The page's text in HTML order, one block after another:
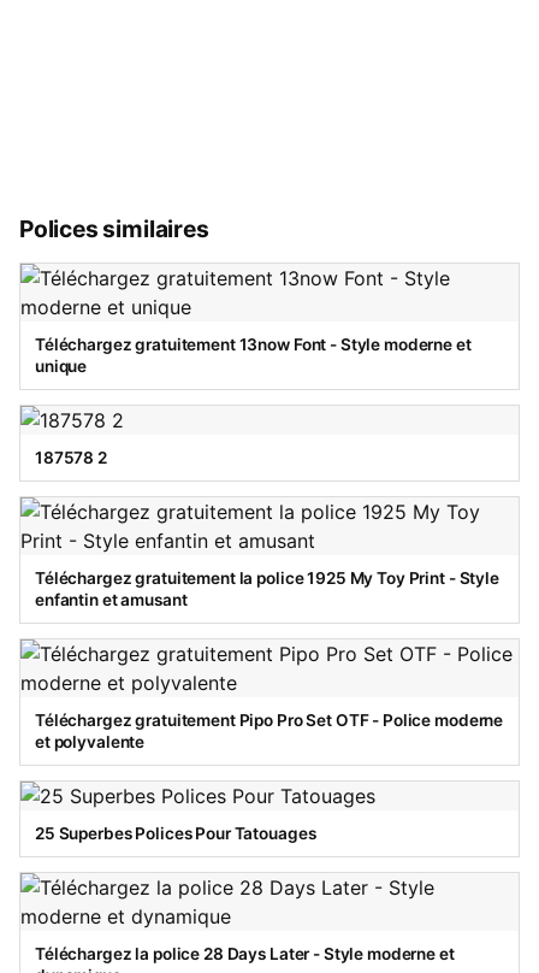
Polices similaires
Téléchargez gratuitement 13now Font - Style moderne et
unique
187578 2
Téléchargez gratuitement la police 1925 My Toy Print - Style
enfantin et amusant
Téléchargez gratuitement Pipo Pro Set OTF - Police moderne
et polyvalente
25 Superbes Polices Pour Tatouages
Téléchargez la police 28 Days Later - Style moderne et